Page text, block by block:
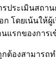
ประเมินสถ
ดยเน้นให้
รกของการ
ต้องสามารถ